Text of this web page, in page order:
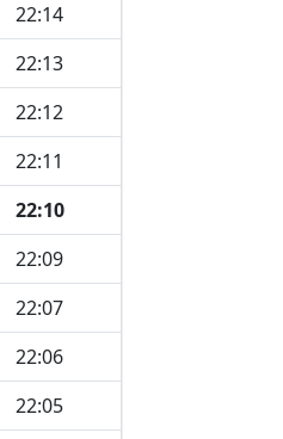
22:14
22:13
22:12
22:11
22:10
22:09
22:07
22:06
22:05